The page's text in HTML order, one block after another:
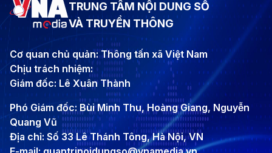
TRUNG TÂM NỘI DUNG SỐ
VÀ TRUYỀN THÔNG
Cơ quan chủ quản: Thông tấn xã Việt Nam
Chịu trách nhiệm:
Giám đốc: Lê Xuân Thành
Phó Giám đốc: Bùi Minh Thu, Hoàng Giang, Nguyễn
Quang Vũ
Địa chỉ: Số 33 Lê Thánh Tông, Hà Nội, VN